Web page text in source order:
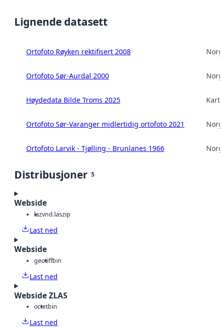
Lignende datasett
Ortofoto Røyken rektifisert 2008
Ortofoto Sør-Aurdal 2000
Høydedata Bilde Troms 2025
Ortofoto Sør-Varanger midlertidig ortofoto 2021
Ortofoto Larvik - Tjølling - Brunlanes 1966
Distribusjoner 5
Webside
lazvnd.laszip
Last ned
Webside
geotiffbin
Last ned
Webside ZLAS
octetbin
Last ned